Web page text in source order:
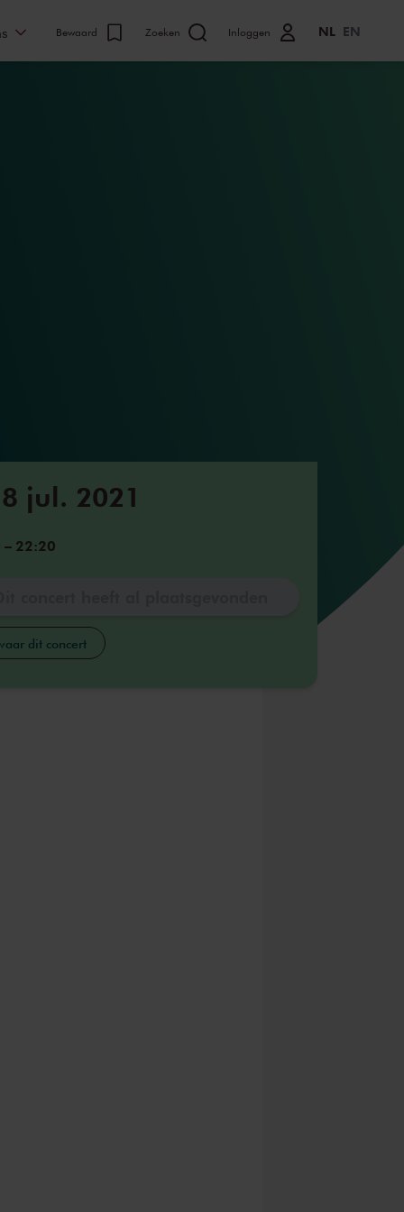
Bewaard Zoeken Inloggen NL EN
jul. 2021
– 22:20
dit concert